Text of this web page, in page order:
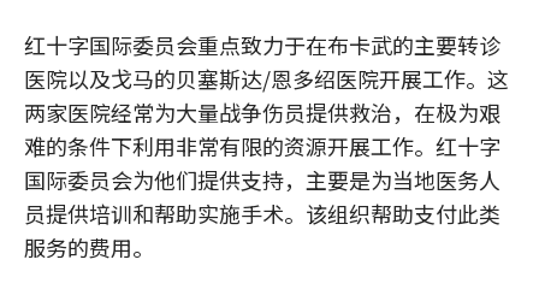
红十字国际委员会重点致力于在布卡武的主要转诊
医院以及戈马的贝塞斯达/恩多绍医院开展工作。这
两家医院经常为大量战争伤员提供救治，在极为艰
难的条件下利用非常有限的资源开展工作。红十字
国际委员会为他们提供支持，主要是为当地医务人
员提供培训和帮助实施手术。该组织帮助支付此类
服务的费用。